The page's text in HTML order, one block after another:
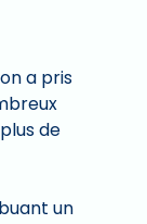
a pris
de
un